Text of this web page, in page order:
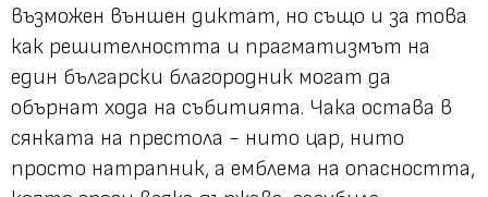
възможен външен диктат, но също и за това
как решителността и прагматизмът на
един български благородник могат да
обърнат хода на събитията. Чака остава в
сянката на престола - нито цар, нито
просто натрапник, а емблема на опасността,